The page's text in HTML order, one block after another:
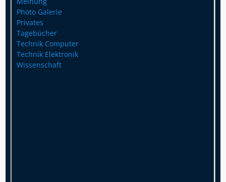
Photo Galerie
Privates
Tagebücher
Technik Computer
Technik Elektronik
Wissenschaft